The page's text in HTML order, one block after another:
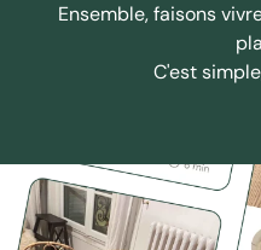
Ensemble, faisons
C'est